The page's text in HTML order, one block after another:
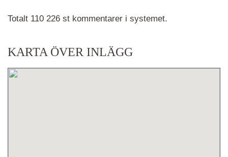
Totalt 110 226 st kommentarer i systemet.
KARTA ÖVER INLÄGG